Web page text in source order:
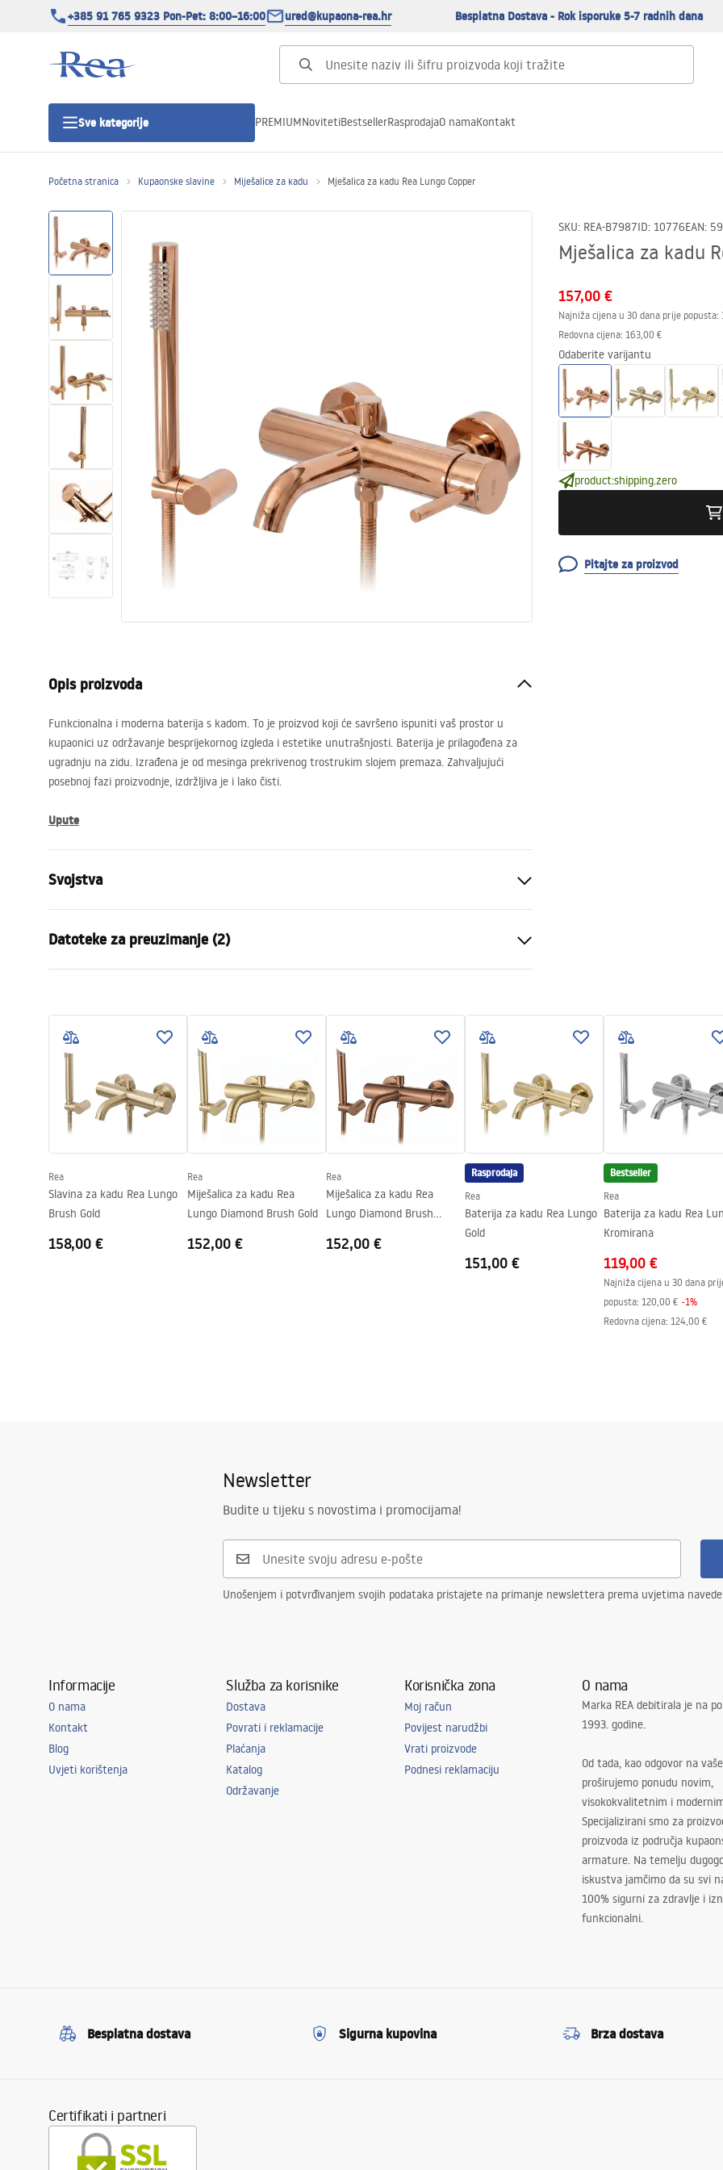
+385 91 765 9323 Pon-Pet: 8:00–16:00 ured@kupaona-rea.hr Besplatna Dostava - Rok isporuke 5-7 radnih dana
Sve kategorije
Tuš vrata
Tuš Kanalice
WC školjke
Kade i paravani
Miješalice, pipe, slavine
Tuševi
PREMIUMNovitetiBestsellerRasprodajaO namaKontakt
Početna stranica Kupaonske slavine Miješalice za kadu Mješalica za kadu Rea Lungo Copper
SKU: REA-B7987ID: 10776EAN:
Mješalica za kadu
157,00 €
Najniža cijena u 30 dana prije popusta:
Redovna cijena: 163,00 €
Odaberite varijantu
product:shipping.zero
Pitajte za proizvod
Opis proizvoda
Funkcionalna i moderna baterija s kadom. To je proizvod koji će savršeno ispuniti vaš prostor u
kupaonici uz održavanje besprijekornog izgleda i estetike unutrašnjosti. Baterija je prilagođena za
ugradnju na zidu. Izrađena je od mesinga prekrivenog trostrukim slojem premaza. Zahvaljujući
posebnoj fazi proizvodnje, izdržljiva je i lako čisti.
Upute
Svojstva
Način montaže
Boja
Bakar
Doseg izljeva
mm
45
mm
Tehnologija premazivanja
PVD
Promjer priključka
Razmak priključaka
150mm
Jamstvo
5 godina
Datoteke za preuzimanje (2)
Warranty_Terms_and_Conditions_
Faucets_-_5.pdf
Rea
Slavina za kadu Rea Lungo
Brush Gold
158,00 €
Rea
Miješalica za kadu Rea
Lungo Diamond Brush Gold
152,00 €
Rea
Miješalica za kadu Rea
Lungo Diamond Brush
152,00 €
Rasprodaja
Rea
Baterija za kadu Rea Lungo
Gold
151,00 €
Bestseller
Rea
Baterija za kadu Rea
Kromirana
119,00 €
Najniža cijena u 30 dana
popusta: 120,00 € -1%
Redovna cijena: 124,00 €
Newsletter
Budite u tijeku s novostima i promocijama!
Unošenjem i potvrđivanjem svojih podataka pristajete na primanje newslettera prema uvjetima
Informacije
O nama
Kontakt
Blog
Uvjeti korištenja
Služba za korisnike
Dostava
Povrati i reklamacije
Plaćanja
Katalog
Održavanje
Korisnička zona
Moj račun
Povijest narudžbi
Vrati proizvode
Podnesi reklamaciju
O nama
Marka REA debitirala je na
1993. godine.
Od tada, kao odgovor na
proširujemo ponudu novim,
visokokvalitetnim i
Specijalizirani smo za
proizvoda iz područja
armature. Na temelju
iskustva jamčimo da su svi
100% sigurni za zdravlje i
funkcionalni.
Besplatna dostava Sigurna kupovina Brza dostava
Certifikati i partneri